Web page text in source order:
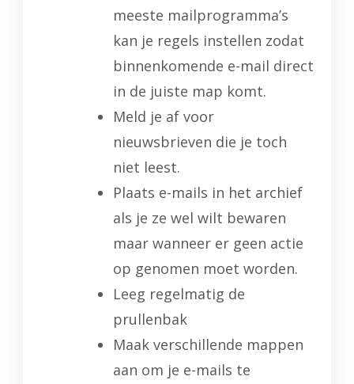
meeste mailprogramma’s
kan je regels instellen zodat
binnenkomende e-mail direct
in de juiste map komt.
Meld je af voor
nieuwsbrieven die je toch
niet leest.
Plaats e-mails in het archief
als je ze wel wilt bewaren
maar wanneer er geen actie
op genomen moet worden.
Leeg regelmatig de
prullenbak
Maak verschillende mappen
aan om je e-mails te